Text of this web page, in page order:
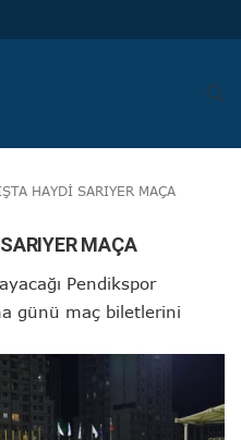
HAYDİ SARIYER MAÇA
MAÇA
Pendikspor
günü maç biletlerini